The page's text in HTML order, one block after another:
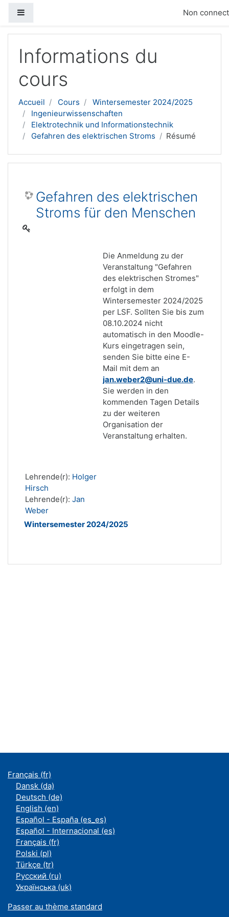
Non
Informations du
cours
Accueil Cours
Wintersemester 2024/2025
Ingenieurwissenschaften
Elektrotechnik und Informationstechnik
Gefahren des elektrischen Stroms
Résumé
Gefahren des elektrischen
Stroms für den Menschen
Die Anmeldung zu der
Veranstaltung "Gefahren
des elektrischen Stromes"
erfolgt in dem
Wintersemester 2024/2025
per LSF. Sollten Sie bis zum
08.10.2024 nicht
automatisch in den Moodle-
Kurs eingetragen sein,
senden Sie bitte eine E-
Mail mit dem an
jan.weber2@uni-due.de.
Sie werden in den
kommenden Tagen Details
zu der weiteren
Organisation der
Veranstaltung erhalten.
Lehrende(r): Holger
Hirsch
Lehrende(r): Jan
Weber
Wintersemester 2024/2025
Français ‎(fr)‎
Dansk ‎(da)‎
Deutsch ‎(de)‎
English ‎(en)‎
Español - España ‎(es_es)‎
Español - Internacional ‎(es)‎
Français ‎(fr)‎
Polski ‎(pl)‎
Türkçe ‎(tr)‎
Русский ‎(ru)‎
Українська ‎(uk)‎
Passer au thème standard